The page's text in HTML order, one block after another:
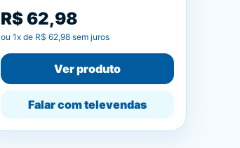
R$ 62,98
ou 1x de R$ 62,98sem juros
Ver produto
Falar com televendas